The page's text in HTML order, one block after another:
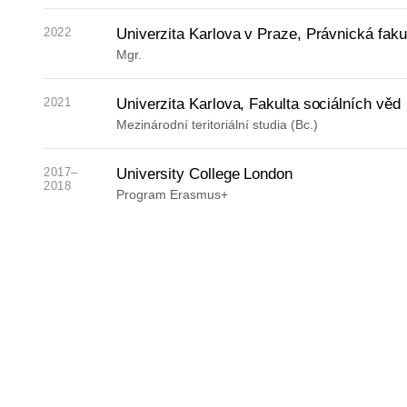
2022 Univerzita Karlova v Praze, Právnická
Mgr.
2021 Univerzita Karlova, Fakulta sociálních věd
Mezinárodní teritoriální studia (Bc.)
2017–
2018
University College London
Program Erasmus+